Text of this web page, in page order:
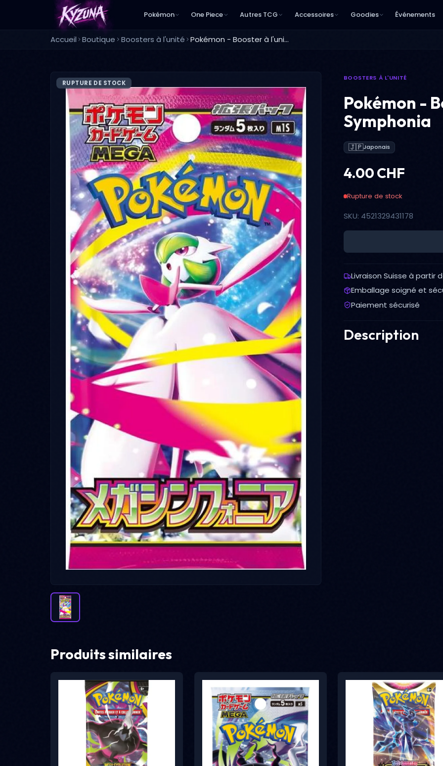
Pokémon One Piece Autres TCG Accessoires Goodies Événements
Accueil Boutique Boosters à l'unité Pokémon - Booster à l'unité - Mega Symphonia
RUPTURE DE STOCK
BOOSTERS À L'UNITÉ
Pokémon -
Symphonia
🇯🇵Japonais
4.00 CHF
Rupture de stock
SKU: 4521329431178
Livraison Suisse à partir
Emballage soigné et
Paiement sécurisé
Description
Produits similaires